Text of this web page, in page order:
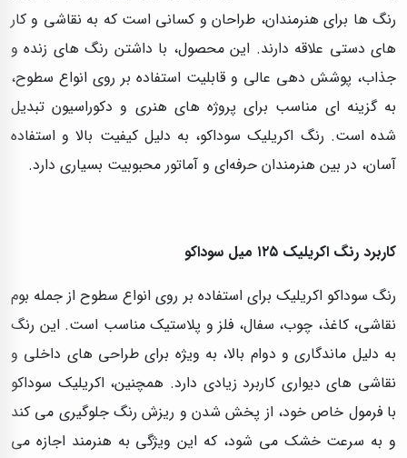
رنگ‌ ها برای هنرمندان، طراحان و کسانی است که به نقاشی و کار
های دستی علاقه دارند. این محصول، با داشتن رنگ‌ های زنده و
جذاب، پوشش‌ دهی عالی و قابلیت استفاده بر روی انواع سطوح،
به گزینه‌ ای مناسب برای پروژه‌ های هنری و دکوراسیون تبدیل
شده است. رنگ اکریلیک سوداکو، به دلیل کیفیت بالا و استفاده
آسان، در بین هنرمندان حرفه‌ای و آماتور محبوبیت بسیاری دارد.
کاربرد رنگ اکریلیک ۱۲۵ میل سوداکو
رنگ سوداکو اکریلیک برای استفاده بر روی انواع سطوح از جمله بوم
نقاشی، کاغذ، چوب، سفال، فلز و پلاستیک مناسب است. این رنگ
به دلیل ماندگاری و دوام بالا، به ویژه برای طراحی‌ های داخلی و
نقاشی‌ های دیواری کاربرد زیادی دارد. همچنین، اکریلیک سوداکو
با فرمول خاص خود، از پخش شدن و ریزش رنگ جلوگیری می‌ کند
و به سرعت خشک می‌ شود، که این ویژگی به هنرمند اجازه می‌